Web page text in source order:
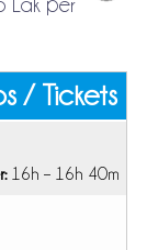
Lak per
/ Tickets
16h – 16h 40m